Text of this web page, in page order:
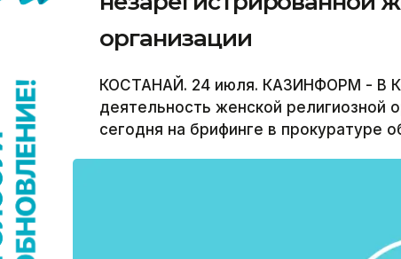
организации
КОСТАНАЙ. 24 июля. КАЗИНФОРМ - В
деятельность женской религиозной
сегодня на брифинге в прокуратуре